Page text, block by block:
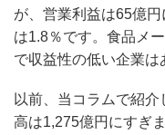
が、営業利益は65億
は1.8％です。食品メ
で収益性の低い企業は
以前、当コラムで紹
高は1,275億円にすぎ